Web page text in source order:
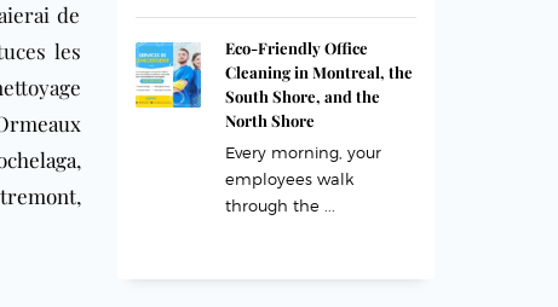
de
les
,
,
Eco-Friendly Office
Cleaning in Montreal, the
South Shore, and the
North Shore
Every morning, your
employees walk
through the ...